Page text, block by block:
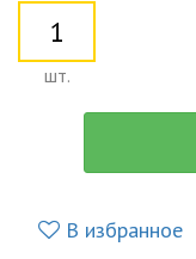
шт.
В избранное